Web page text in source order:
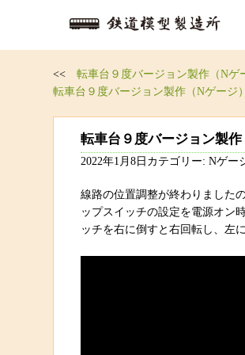
<<転車台９度バージョン製作（N
転車台９度バージョン製作（Nゲー
転車台９度バージョン製
2022年1月8日カテゴリー: Nゲー
線路の位置調整が終わりました
ップスイッチの設定を電源オン
ッチを右に倒すと右回転し、左